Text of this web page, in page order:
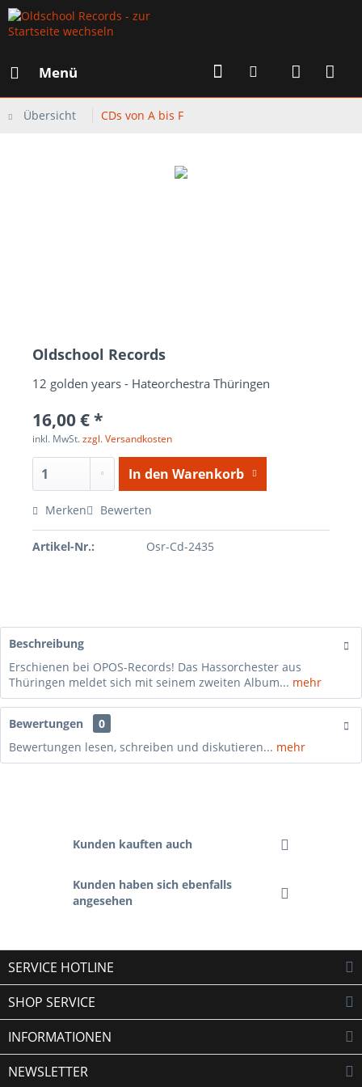
Menü
Übersicht CDs von A bis F
Oldschool Records
12 golden years - Hateorchestra Thüringen
16,00 € *
inkl. MwSt.zzgl. Versandkosten
In den Warenkorb
Merken Bewerten
Artikel-Nr.: Osr-Cd-2435
Beschreibung
Erschienen bei OPOS-Records! Das Hassorchester aus
Thüringen meldet sich mit seinem zweiten Album... mehr
Bewertungen
0
Bewertungen lesen, schreiben und diskutieren... mehr
Kunden kauften auch
Kunden haben sich ebenfalls
angesehen
SERVICE HOTLINE
SHOP SERVICE
INFORMATIONEN
NEWSLETTER